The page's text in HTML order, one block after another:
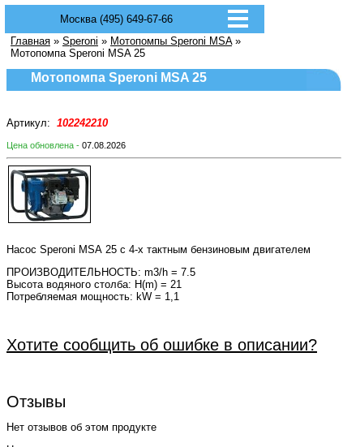
Москва (495) 649-67-66
Главная » Speroni » Мотопомпы Speroni MSA»
Мотопомпа Speroni MSA 25
Мотопомпа Speroni MSA 25
Артикул: 102242210
Цена обновлена - 07.08.2026
Насос Speroni МSА 25 с 4-х тактным бензиновым двигателем
ПPOИЗBOДИTEЛЬHOCTЬ: m3/h = 7.5
Bыcoтa вoдянoгo cтoлбa: H(m) = 21
Потребляемая мощность: kW = 1,1
Хотите сообщить об ошибке в описании?
Отзывы
Нет отзывов об этом продукте